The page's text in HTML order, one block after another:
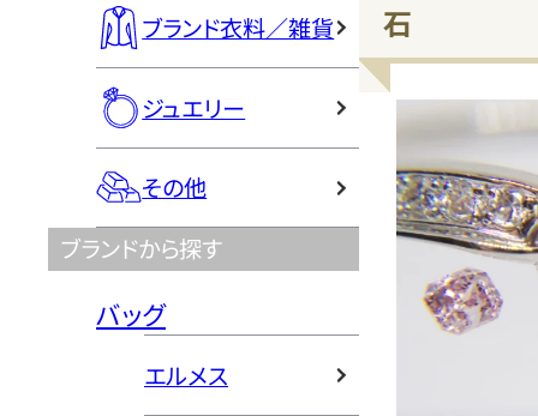
ブランド衣料／雑貨
ジュエリー
その他
ブランドから探す
バッグ
エルメス
石